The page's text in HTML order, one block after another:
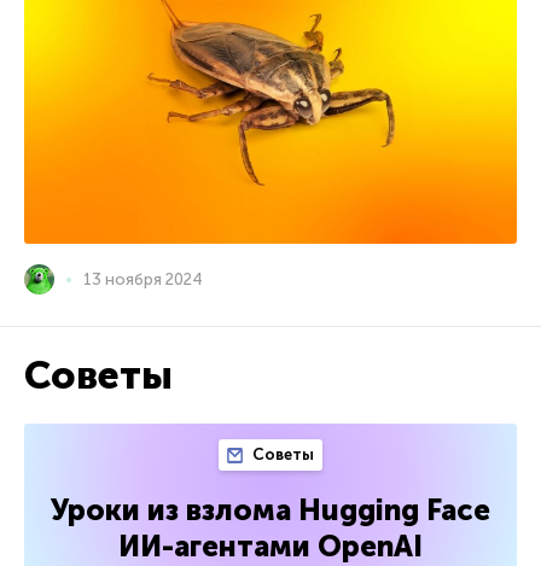
13 ноября 2024
Советы
Советы
Уроки из взлома Hugging Face
ИИ-агентами OpenAI